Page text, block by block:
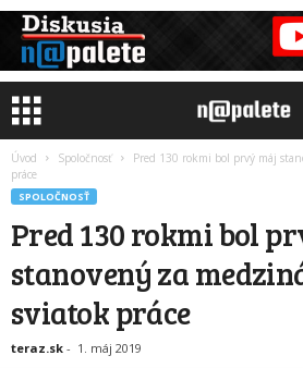
Úvod Spoločnosť
Pred 130 rokmi bol prvý máj
práce
SPOLOČNOSŤ
Pred 130 rokmi bol
stanovený za
sviatok práce
teraz.sk - 1. máj 2019